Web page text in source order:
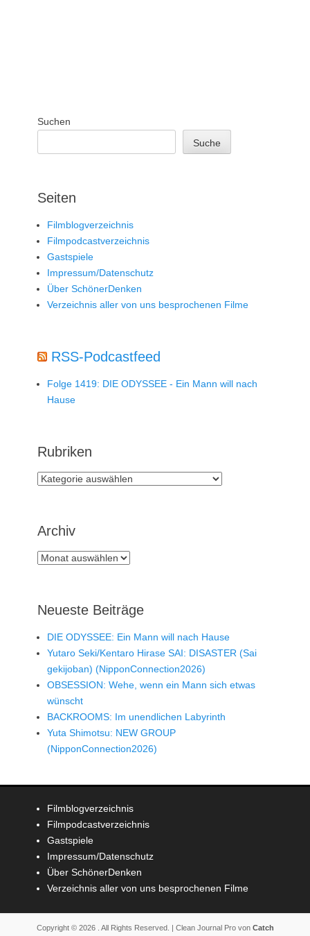
Suchen
Suche
Seiten
Filmblogverzeichnis
Filmpodcastverzeichnis
Gastspiele
Impressum/Datenschutz
Über SchönerDenken
Verzeichnis aller von uns besprochenen Filme
RSS-Podcastfeed
Folge 1419: DIE ODYSSEE - Ein Mann will nach
Hause
Rubriken
Rubriken
Archiv
Archiv
Neueste Beiträge
DIE ODYSSEE: Ein Mann will nach Hause
Yutaro Seki/Kentaro Hirase SAI: DISASTER (Sai
gekijoban) (NipponConnection2026)
OBSESSION: Wehe, wenn ein Mann sich etwas
wünscht
BACKROOMS: Im unendlichen Labyrinth
Yuta Shimotsu: NEW GROUP
(NipponConnection2026)
Filmblogverzeichnis
Filmpodcastverzeichnis
Gastspiele
Impressum/Datenschutz
Über SchönerDenken
Verzeichnis aller von uns besprochenen Filme
Copyright © 2026 . All Rights Reserved. | Clean Journal Pro von Catch